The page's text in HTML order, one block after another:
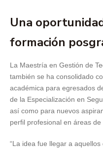
Una
formación
La Maestría en Gestión de
también se ha consolidado
académica para egresados
de la Especialización en
así como para nuevos
perfil profesional en áreas de
“La idea fue llegar a